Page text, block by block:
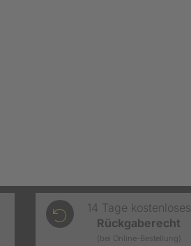
14 Tage kostenloses
Rückgaberecht
(bei Online-Bestellung)